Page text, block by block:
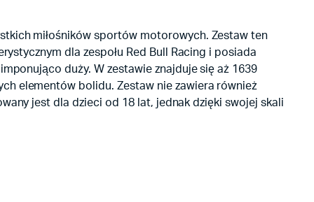
miłośników sportów motorowych. Zestaw ten
dla zespołu Red Bull Racing i posiada
duży. W zestawie znajduje się aż 1639
elementów bolidu. Zestaw nie zawiera również
jest dla dzieci od 18 lat, jednak dzięki swojej skali